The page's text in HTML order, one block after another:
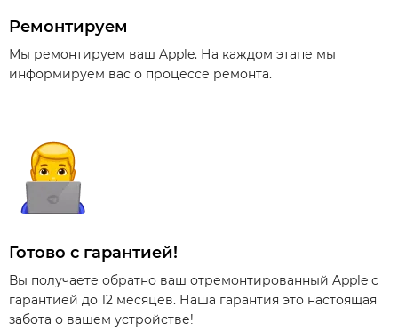
Ремонтируем
Мы ремонтируем ваш Apple. На каждом этапе мы
информируем вас о процессе ремонта.
Готово с гарантией!
Вы получаете обратно ваш отремонтированный Apple с
гарантией до 12 месяцев. Наша гарантия это настоящая
забота о вашем устройстве!